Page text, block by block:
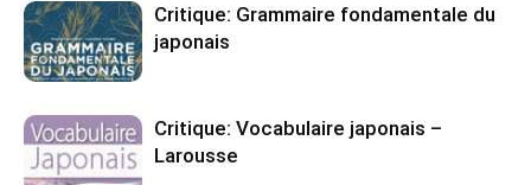
Critique: Grammaire fondamentale du
japonais
Critique: Vocabulaire japonais –
Larousse